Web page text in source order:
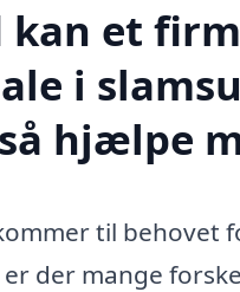
kan et
i
hjælpe
til behovet
er der mange